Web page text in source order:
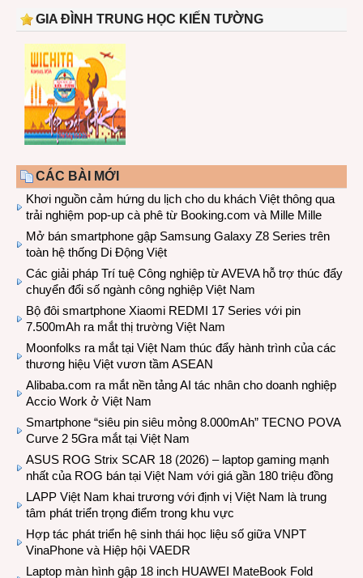
GIA ĐÌNH TRUNG HỌC KIẾN TƯỜNG
CÁC BÀI MỚI
Khơi nguồn cảm hứng du lịch cho du khách Việt thông qua
trải nghiệm pop-up cà phê từ Booking.com và Mille Mille
Mở bán smartphone gập Samsung Galaxy Z8 Series trên
toàn hệ thống Di Động Việt
Các giải pháp Trí tuệ Công nghiệp từ AVEVA hỗ trợ thúc đẩy
chuyển đổi số ngành công nghiệp Việt Nam
Bộ đôi smartphone Xiaomi REDMI 17 Series với pin
7.500mAh ra mắt thị trường Việt Nam
Moonfolks ra mắt tại Việt Nam thúc đẩy hành trình của các
thương hiệu Việt vươn tầm ASEAN
Alibaba.com ra mắt nền tảng AI tác nhân cho doanh nghiệp
Accio Work ở Việt Nam
Smartphone “siêu pin siêu mỏng 8.000mAh” TECNO POVA
Curve 2 5Gra mắt tại Việt Nam
ASUS ROG Strix SCAR 18 (2026) – laptop gaming mạnh
nhất của ROG bán tại Việt Nam với giá gần 180 triệu đồng
LAPP Việt Nam khai trương với định vị Việt Nam là trung
tâm phát triển trọng điểm trong khu vực
Hợp tác phát triển hệ sinh thái học liệu số giữa VNPT
VinaPhone và Hiệp hội VAEDR
Laptop màn hình gập 18 inch HUAWEI MateBook Fold